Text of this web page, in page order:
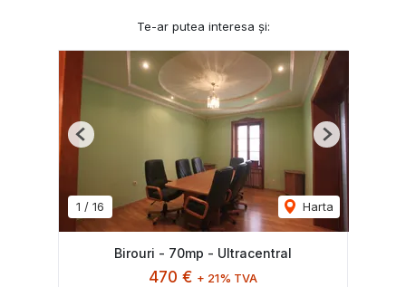
Te-ar putea interesa și:
1 / 16 Harta
Previous Next
Birouri - 70mp - Ultracentral
470 € + 21% TVA